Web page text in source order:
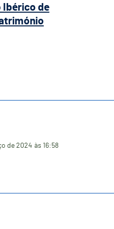
Ibérico de
de 2024 às 16:58